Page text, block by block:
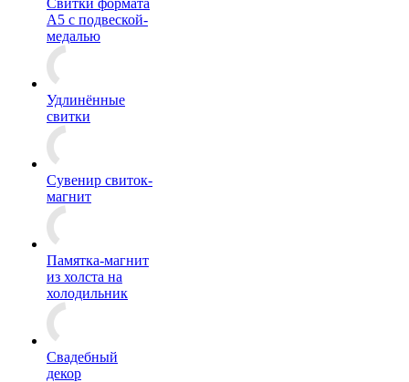
Свитки формата
А5 с подвеской-
медалью
Удлинённые
свитки
Сувенир свиток-
магнит
Памятка-магнит
из холста на
холодильник
Свадебный
декор